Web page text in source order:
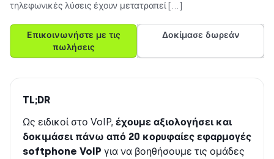
τηλεφωνικές λύσεις έχουν μετατραπεί […]
Επικοινωνήστε με τις
πωλήσεις
Δοκίμασε δωρεάν
TL;DR
Ως ειδικοί στο VoIP, έχουμε αξιολογήσει και
δοκιμάσει πάνω από 20 κορυφαίες εφαρμογές
softphone VoIP για να βοηθήσουμε τις ομάδες